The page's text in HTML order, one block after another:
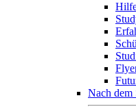
Nach dem